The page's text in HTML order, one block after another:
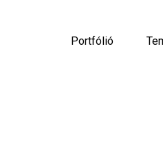
Portfólió